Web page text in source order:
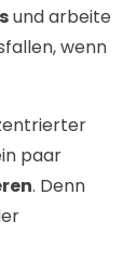
und arbeite
wenn
paar
. Denn